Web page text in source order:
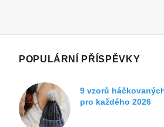
POPULÁRNÍ PŘÍSPĚVKY
9 vzorů
pro každého 2026